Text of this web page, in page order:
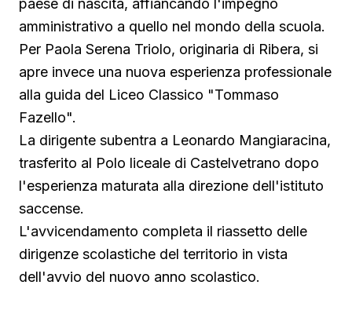
paese di nascita, affiancando l'impegno
amministrativo a quello nel mondo della scuola.
Per Paola Serena Triolo, originaria di Ribera, si
apre invece una nuova esperienza professionale
alla guida del Liceo Classico "Tommaso
Fazello".
La dirigente subentra a Leonardo Mangiaracina,
trasferito al Polo liceale di Castelvetrano dopo
l'esperienza maturata alla direzione dell'istituto
saccense.
L'avvicendamento completa il riassetto delle
dirigenze scolastiche del territorio in vista
dell'avvio del nuovo anno scolastico.